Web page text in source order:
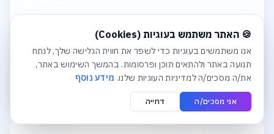
לפרטים והצעת מחיר
הוסף לסל הצעות
חלונית עוגיות נפתחה אוטומטית. לסגירה יש ללחוץ על כפתור
🍪 האתר משתמש בעוגיות (Cookies)
אנו משתמשים בעוגיות כדי לשפר את חווית הגלישה שלך, לנתח
תנועה באתר ולהתאים תוכן ופרסומות. בהמשך השימוש באתר,
את/ה מסכים/ה למדיניות העוגיות שלנו. מידע נוסף
אני מסכים/ה דחייה